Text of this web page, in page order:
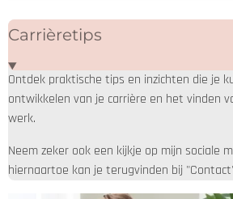
Carrièretips
Ontdek praktische tips en inzichten die je
ontwikkelen van je carrière en het vinden
werk.
Neem zeker ook een kijkje op mijn sociale
hiernaartoe kan je terugvinden bij